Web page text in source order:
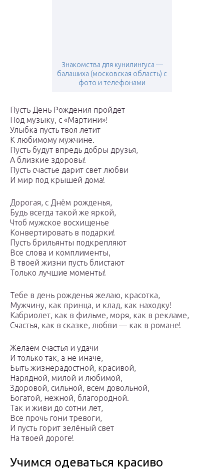
Знакомства для кунилингуса —
балашиха (московская область) с
фото и телефонами
Пусть День Рождения пройдет
Под музыку, с «Мартини»!
Улыбка пусть твоя летит
К любимому мужчине.
Пусть будут впредь добры друзья,
А близкие здоровы!
Пусть счастье дарит свет любви
И мир под крышей дома!
Дорогая, с Днём рожденья,
Будь всегда такой же яркой,
Чтоб мужское восхищенье
Конвертировать в подарки!
Пусть брильянты подкрепляют
Все слова и комплименты,
В твоей жизни пусть блистают
Только лучшие моменты!
Тебе в день рожденья желаю, красотка,
Мужчину, как принца, и клад, как находку!
Кабриолет, как в фильме, моря, как в рекламе,
Счастья, как в сказке, любви — как в романе!
Желаем счастья и удачи
И только так, а не иначе,
Быть жизнерадостной, красивой,
Нарядной, милой и любимой,
Здоровой, сильной, всем довольной,
Богатой, нежной, благородной.
Так и живи до сотни лет,
Все прочь гони тревоги,
И пусть горит зелёный свет
На твоей дороге!
Учимся одеваться красиво